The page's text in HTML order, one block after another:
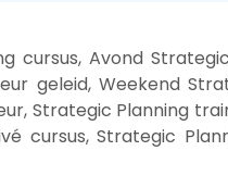
cursus, Avond
geleid, Weekend
Strategic Planning
cursus, Strategic